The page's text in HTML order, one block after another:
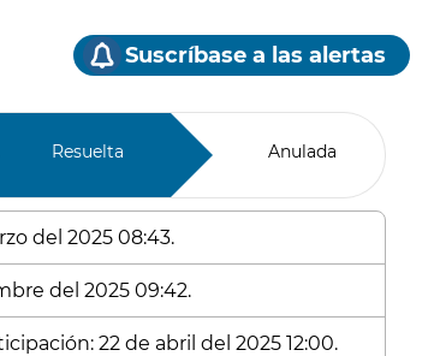
Suscríbase a las alertas
Resuelta Anulada
del 2025 08:43.
del 2025 09:42.
22 de abril del 2025 12:00.